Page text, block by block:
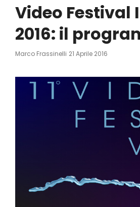
Video Festival
2016: il
Marco Frassinelli Posted
21 Aprile 2016